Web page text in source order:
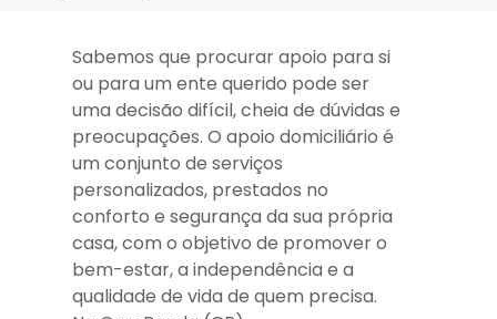
Sabemos que procurar apoio para si
ou para um ente querido pode ser
uma decisão difícil, cheia de dúvidas e
preocupações. O apoio domiciliário é
um conjunto de serviços
personalizados, prestados no
conforto e segurança da sua própria
casa, com o objetivo de promover o
bem-estar, a independência e a
qualidade de vida de quem precisa.